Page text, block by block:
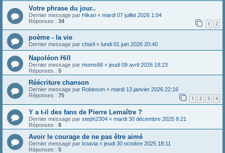
Votre phrase du jour..
Dernier message par Hikari « mardi 07 juillet 2026 1:04
Réponses : 34 1 2
poème - la vie
Dernier message par charli « lundi 01 juin 2026 20:40
Napoléon Hill
Dernier message par moms68 « jeudi 09 avril 2026 18:23
Réponses : 5
Réécriture chanson
Dernier message par Robinson « mardi 13 janvier 2026 22:16
Réponses : 75 1 2 3 4
Y a t-il des fans de Pierre Lemaître ?
Dernier message par steph2304 « mardi 30 décembre 2025 8:21
Réponses : 8
Avoir le courage de ne pas être aimé
Dernier message par Ictavia « jeudi 30 octobre 2025 18:11
Réponses : 5